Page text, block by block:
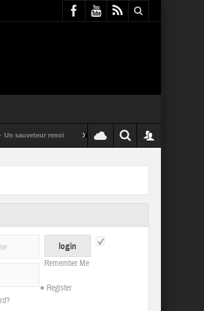
renoi Un puching ball pas comme les autres
Remember Me
Register